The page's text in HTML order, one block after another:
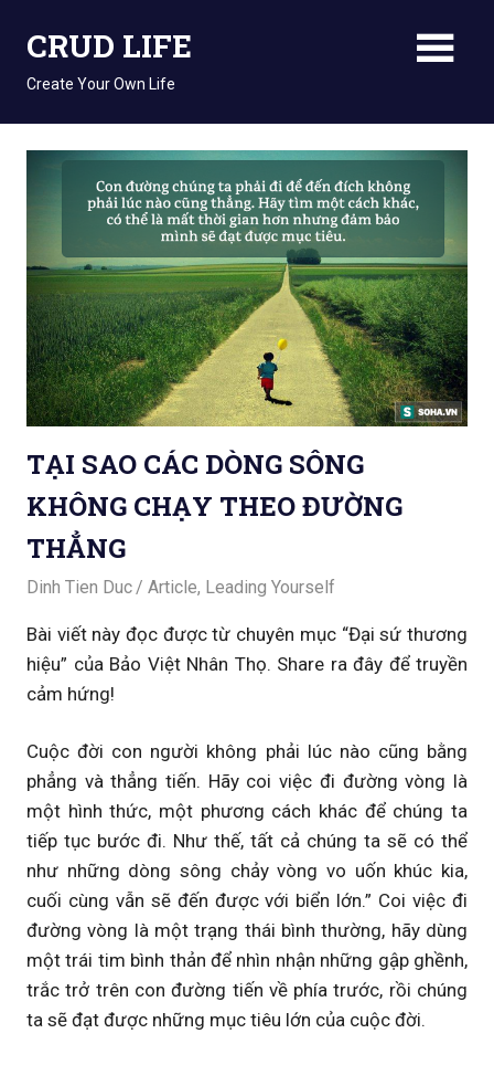
CRUD LIFE
Create Your Own Life
TẠI SAO CÁC DÒNG SÔNG
KHÔNG CHẠY THEO ĐƯỜNG
THẲNG
January 25, 2021
Dinh Tien Duc Article, Leading Yourself
Bài viết này đọc được từ chuyên mục “Đại sứ thương
hiệu” của Bảo Việt Nhân Thọ. Share ra đây để truyền
cảm hứng!
Cuộc đời con người không phải lúc nào cũng bằng
phẳng và thẳng tiến. Hãy coi việc đi đường vòng là
một hình thức, một phương cách khác để chúng ta
tiếp tục bước đi. Như thế, tất cả chúng ta sẽ có thể
như những dòng sông chảy vòng vo uốn khúc kia,
cuối cùng vẫn sẽ đến được với biển lớn.” Coi việc đi
đường vòng là một trạng thái bình thường, hãy dùng
một trái tim bình thản để nhìn nhận những gập ghềnh,
trắc trở trên con đường tiến về phía trước, rồi chúng
ta sẽ đạt được những mục tiêu lớn của cuộc đời.